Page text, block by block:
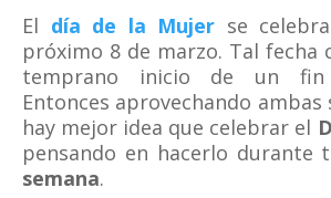
El día de la Mujer se
próximo 8 de marzo. Tal fecha
temprano inicio de un fin
Entonces aprovechando
hay mejor idea que celebrar el
pensando en hacerlo
semana.